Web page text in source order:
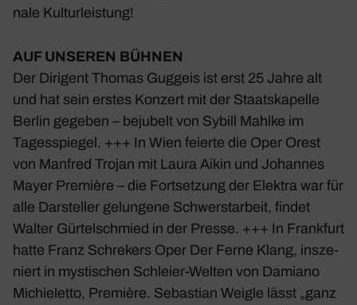
nale Kultur­leis­tung!
AUF UNSEREN BÜHNEN
Der Diri­gent Thomas Guggeis ist erst 25 Jahre alt
und hat sein erstes Konzert mit der Staats­ka­pelle
Berlin gegeben – beju­belt von Sybill Mahlke im
Tages­spiegel. +++ In Wien feierte die Oper Orest
von Manfred Trojan mit Laura Aikin und Johannes
Mayer Première – die Fort­set­zung der Elektra war für
alle Darsteller gelun­gene Schwerst­ar­beit, findet
Walter Gürtel­schmied in der Presse. +++ In Frank­furt
hatte Franz Schre­kers Oper Der Ferne Klang, insze­
niert in mysti­schen Schleier-Welten von Damiano
Michie­letto, Première. Sebas­tian Weigle lässt „ganz